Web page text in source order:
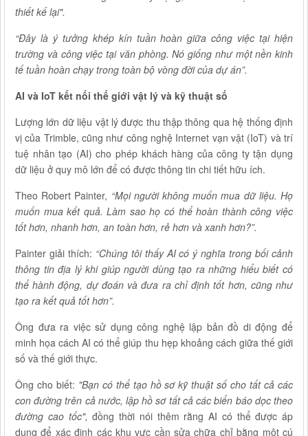
thiết kế lại".
“Đây là ý tưởng khép kín tuần hoàn giữa công việc tại hiện
trường và công việc tại văn phòng. Nó giống như một nền kinh
tế tuần hoàn chạy trong toàn bộ vòng đời của dự án”.
AI và IoT kết nối thế giới vật lý và kỹ thuật số
Lượng lớn dữ liệu vật lý được thu thập thông qua hệ thống định
vị của Trimble, cũng như công nghệ Internet vạn vật (IoT) và trí
tuệ nhân tạo (AI) cho phép khách hàng của công ty tận dụng
dữ liệu ở quy mô lớn để có được thông tin chi tiết hữu ích.
Theo Robert Painter, “Mọi người không muốn mua dữ liệu. Họ
muốn mua kết quả. Làm sao họ có thể hoàn thành công việc
tốt hơn, nhanh hơn, an toàn hơn, rẻ hơn và xanh hơn?”.
Painter giải thích: “Chúng tôi thấy AI có ý nghĩa trong bối cảnh
thông tin địa lý khi giúp người dùng tạo ra những hiểu biết có
thể hành động, dự đoán và đưa ra chỉ định tốt hơn, cũng như
tạo ra kết quả tốt hơn”.
Ông đưa ra việc sử dụng công nghệ lập bản đồ di động để
minh họa cách AI có thể giúp thu hẹp khoảng cách giữa thế giới
số và thế giới thực.
Ông cho biết: "Bạn có thể tạo hồ sơ kỹ thuật số cho tất cả các
con đường trên cả nước, lập hồ sơ tất cả các biển báo dọc theo
đường cao tốc",đồng thời nói thêm rằng AI có thể được áp
dụng để xác định các khu vực cần sửa chữa chỉ bằng một cú